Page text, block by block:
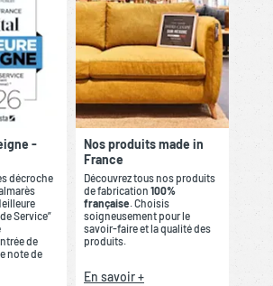
-
décroche
Service”
de
note de
Nos produits made in
France
Découvrez tous nos produits
de fabrication 100%
française. Choisis
soigneusement pour le
savoir-faire et la qualité des
produits.
En savoir +